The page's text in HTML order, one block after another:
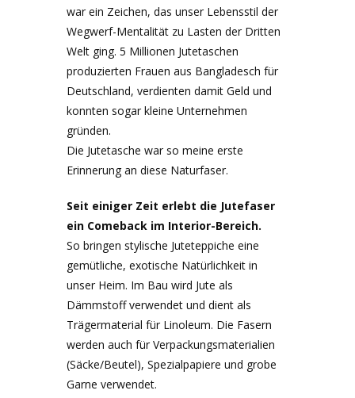
war ein Zeichen, das unser Lebensstil der
Wegwerf-Mentalität zu Lasten der Dritten
Welt ging. 5 Millionen Jutetaschen
produzierten Frauen aus Bangladesch für
Deutschland, verdienten damit Geld und
konnten sogar kleine Unternehmen
gründen.
Die Jutetasche war so meine erste
Erinnerung an diese Naturfaser.
Seit einiger Zeit erlebt die Jutefaser
ein Comeback im Interior-Bereich.
So bringen stylische Juteteppiche eine
gemütliche, exotische Natürlichkeit in
unser Heim. Im Bau wird Jute als
Dämmstoff verwendet und dient als
Trägermaterial für Linoleum. Die Fasern
werden auch für Verpackungsmaterialien
(Säcke/Beutel), Spezialpapiere und grobe
Garne verwendet.